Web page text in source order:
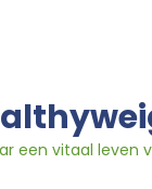
een vitaal leven